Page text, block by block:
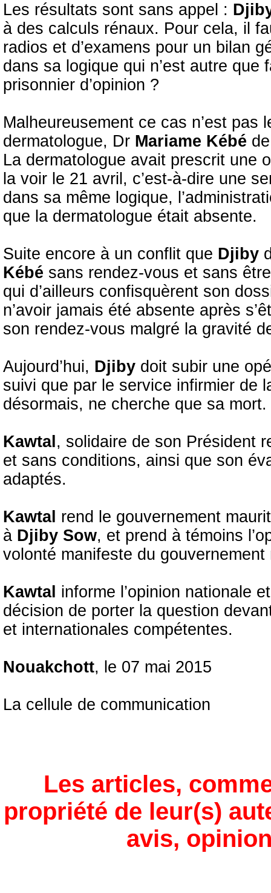
Les résultats sont sans appel :
à des calculs rénaux. Pour cela, il
radios et d’examens pour un bilan
dans sa logique qui n’est autre
prisonnier d’opinion ?
Malheureusement ce cas n’est pas
dermatologue, Dr Mariame Kébé
La dermatologue avait prescrit une
la voir le 21 avril, c’est-à-dire une
dans sa même logique,
que la dermatologue était absente.
Suite encore à un conflit que Djiby
Kébé sans rendez-vous et sans
qui d’ailleurs confisquèrent son
n’avoir jamais été absente après
son rendez-vous malgré la gravité
Aujourd’hui, Djiby doit subir une
suivi que par le service infirmier de
désormais, ne cherche que sa mort.
Kawtal , solidaire de son Président
et sans conditions, ainsi que son
adaptés.
Kawtal rend le gouvernement
à Djiby Sow, et prend à témoins
volonté manifeste du
Kawtal informe l’opinion nationale
décision de porter la question
et internationales compétentes.
Nouakchott, le 07 mai 2015
La cellule de communication
Les articles,
propriété de leur(s)
avis,